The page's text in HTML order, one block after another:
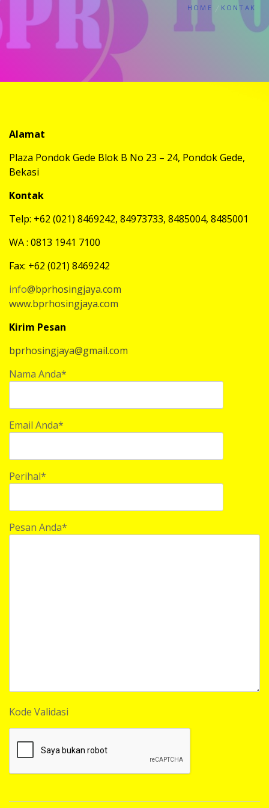
HOME KONTAK
Alamat
Plaza Pondok Gede Blok B No 23 – 24, Pondok Gede,
Bekasi
Kontak
Telp: +62 (021) 8469242, 84973733, 8485004, 8485001
WA : 0813 1941 7100
Fax: +62 (021) 8469242
info@bprhosingjaya.com
www.bprhosingjaya.com
Kirim Pesan
bprhosingjaya@gmail.com
Nama Anda*
Email Anda*
Perihal*
Pesan Anda*
Kode Validasi